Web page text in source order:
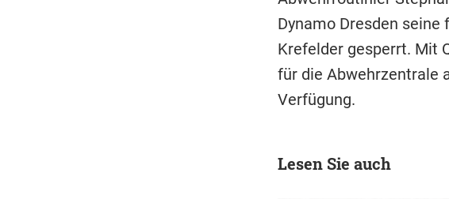
Dynamo Dresden
Krefelder gesperrt. Mit
für die Abwehrzentrale
Verfügung.
Lesen Sie auch